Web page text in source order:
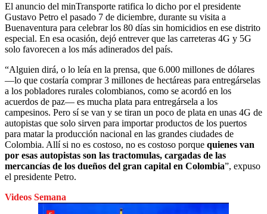
El anuncio del minTransporte ratifica lo dicho por el presidente
Gustavo Petro el pasado 7 de diciembre, durante su visita a
Buenaventura para celebrar los 80 días sin homicidios en ese distrito
especial. En esa ocasión, dejó entrever que las carreteras 4G y 5G
solo favorecen a los más adinerados del país.
“Alguien dirá, o lo leía en la prensa, que 6.000 millones de dólares
—lo que costaría comprar 3 millones de hectáreas para entregárselas
a los pobladores rurales colombianos, como se acordó en los
acuerdos de paz— es mucha plata para entregársela a los
campesinos. Pero sí se van y se tiran un poco de plata en unas 4G de
autopistas que solo sirven para importar productos de los puertos
para matar la producción nacional en las grandes ciudades de
Colombia. Allí si no es costoso, no es costoso porque quienes van
por esas autopistas son las tractomulas, cargadas de las
mercancías de los dueños del gran capital en Colombia”, expuso
el presidente Petro.
Videos Semana